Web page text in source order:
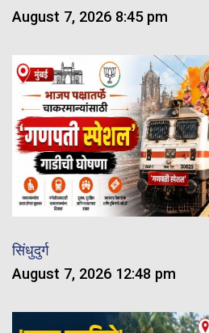
August 7, 2026 8:45 pm
सिंधुदुर्ग
August 7, 2026 12:48 pm